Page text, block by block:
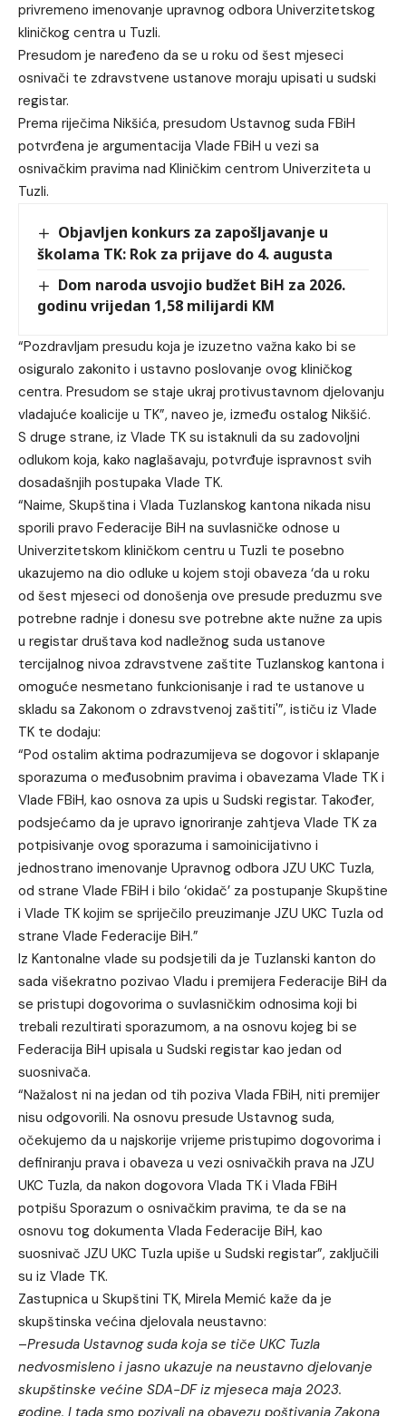
privremeno imenovanje upravnog odbora Univerzitetskog
kliničkog centra u Tuzli.
Presudom je naređeno da se u roku od šest mjeseci
osnivači te zdravstvene ustanove moraju upisati u sudski
registar.
Prema riječima Nikšića, presudom Ustavnog suda FBiH
potvrđena je argumentacija Vlade FBiH u vezi sa
osnivačkim pravima nad Kliničkim centrom Univerziteta u
Tuzli.
Objavljen konkurs za zapošljavanje u
školama TK: Rok za prijave do 4. augusta
Dom naroda usvojio budžet BiH za 2026.
godinu vrijedan 1,58 milijardi KM
“Pozdravljam presudu koja je izuzetno važna kako bi se
osiguralo zakonito i ustavno poslovanje ovog kliničkog
centra. Presudom se staje ukraj protivustavnom djelovanju
vladajuće koalicije u TK”, naveo je, između ostalog Nikšić.
S druge strane, iz Vlade TK su istaknuli da su zadovoljni
odlukom koja, kako naglašavaju, potvrđuje ispravnost svih
dosadašnjih postupaka Vlade TK.
“Naime, Skupština i Vlada Tuzlanskog kantona nikada nisu
sporili pravo Federacije BiH na suvlasničke odnose u
Univerzitetskom kliničkom centru u Tuzli te posebno
ukazujemo na dio odluke u kojem stoji obaveza ‘da u roku
od šest mjeseci od donošenja ove presude preduzmu sve
potrebne radnje i donesu sve potrebne akte nužne za upis
u registar društava kod nadležnog suda ustanove
tercijalnog nivoa zdravstvene zaštite Tuzlanskog kantona i
omoguće nesmetano funkcionisanje i rad te ustanove u
skladu sa Zakonom o zdravstvenoj zaštiti'”, ističu iz Vlade
TK te dodaju:
“Pod ostalim aktima podrazumijeva se dogovor i sklapanje
sporazuma o međusobnim pravima i obavezama Vlade TK i
Vlade FBiH, kao osnova za upis u Sudski registar. Također,
podsjećamo da je upravo ignoriranje zahtjeva Vlade TK za
potpisivanje ovog sporazuma i samoinicijativno i
jednostrano imenovanje Upravnog odbora JZU UKC Tuzla,
od strane Vlade FBiH i bilo ‘okidač’ za postupanje Skupštine
i Vlade TK kojim se spriječilo preuzimanje JZU UKC Tuzla od
strane Vlade Federacije BiH.”
Iz Kantonalne vlade su podsjetili da je Tuzlanski kanton do
sada višekratno pozivao Vladu i premijera Federacije BiH da
se pristupi dogovorima o suvlasničkim odnosima koji bi
trebali rezultirati sporazumom, a na osnovu kojeg bi se
Federacija BiH upisala u Sudski registar kao jedan od
suosnivača.
“Nažalost ni na jedan od tih poziva Vlada FBiH, niti premijer
nisu odgovorili. Na osnovu presude Ustavnog suda,
očekujemo da u najskorije vrijeme pristupimo dogovorima i
definiranju prava i obaveza u vezi osnivačkih prava na JZU
UKC Tuzla, da nakon dogovora Vlada TK i Vlada FBiH
potpišu Sporazum o osnivačkim pravima, te da se na
osnovu tog dokumenta Vlada Federacije BiH, kao
suosnivač JZU UKC Tuzla upiše u Sudski registar”, zaključili
su iz Vlade TK.
Zastupnica u Skupštini TK, Mirela Memić kaže da je
skupštinska većina djelovala neustavno:
–Presuda Ustavnog suda koja se tiče UKC Tuzla
nedvosmisleno i jasno ukazuje na neustavno djelovanje
skupštinske većine SDA-DF iz mjeseca maja 2023.
godine. I tada smo pozivali na obavezu poštivanja Zakona